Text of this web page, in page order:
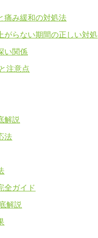
痛み緩和の対処法
がらない期間の正しい対処
い関係
注意点
解説
法
全ガイド
解説